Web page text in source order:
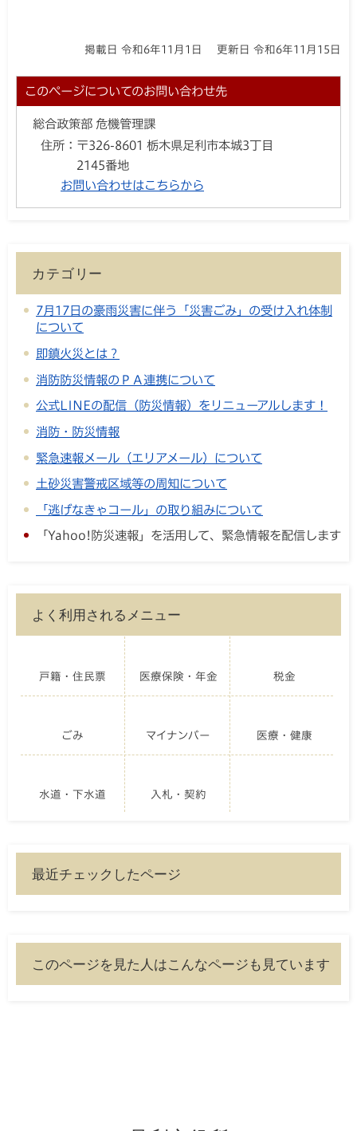
掲載日 令和6年11月1日 更新日 令和6年11月15日
このページについてのお問い合わせ先
総合政策部 危機管理課
住所： 〒326-8601 栃木県足利市本城3丁目
2145番地
お問い合わせはこちらから
カテゴリー
7月17日の豪雨災害に伴う「災害ごみ」の受け入れ体制
について
即鎮火災とは？
消防防災情報のＰＡ連携について
公式LINEの配信（防災情報）をリニューアルします！
消防・防災情報
緊急速報メール（エリアメール）について
土砂災害警戒区域等の周知について
「逃げなきゃコール」の取り組みについて
「Yahoo!防災速報」を活用して、緊急情報を配信します
よく利用されるメニュー
戸籍・住民票 医療保険・年金 税金
ごみ マイナンバー 医療・健康
水道・下水道 入札・契約
最近チェックしたページ
このページを見た人はこんなページも見ています